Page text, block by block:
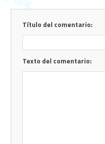
Título del comentario:
Texto del comentario: